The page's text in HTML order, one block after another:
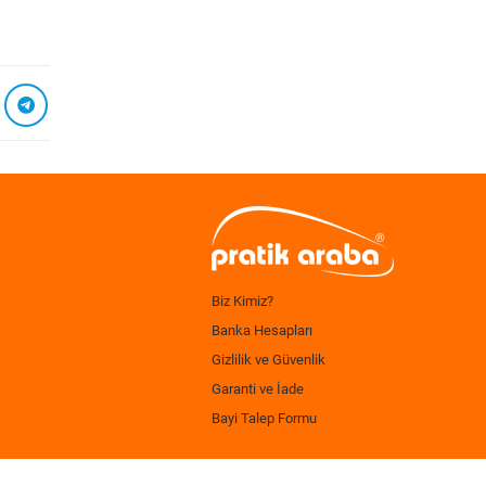
Biz Kimiz?
Banka Hesapları
Gizlilik ve Güvenlik
Garanti ve İade
Bayi Talep Formu